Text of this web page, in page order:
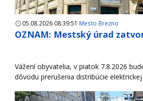
05.08.2026 08:39:51 Mesto Brezno
OZNAM: Mestský úrad
Vážení obyvatelia, v piatok 7.8.2026
dôvodu prerušenia distribúcie elektrickej